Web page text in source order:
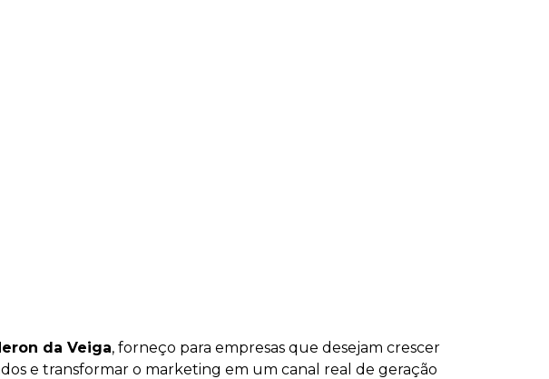
da Veiga, forneço para empresas que desejam crescer
e transformar o marketing em um canal real de geração